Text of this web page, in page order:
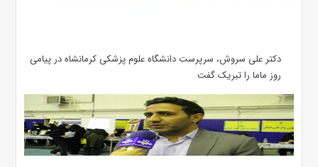
دکتر علی سروش، سرپرست دانشگاه علوم پزشکی کرمانشاه در پیامی
روز ماما را تبریک گفت